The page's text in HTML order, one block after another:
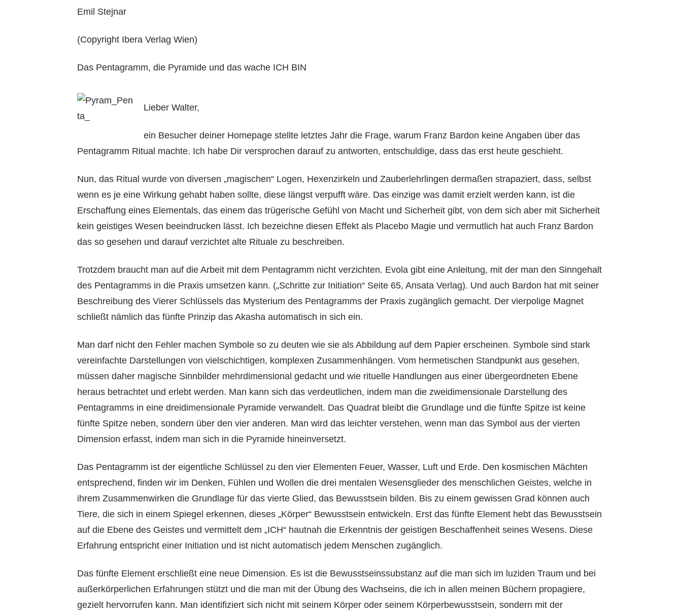
Emil Stejnar
(Copyright Ibera Verlag Wien)
Das Pentagramm, die Pyramide und das wache ICH BIN
Lieber Walter,
ein Besucher deiner Homepage stellte letztes Jahr die Frage, warum Franz Bardon keine Angaben über das
Pentagramm Ritual machte. Ich habe Dir versprochen darauf zu antworten, entschuldige, dass das erst heute geschieht.
Nun, das Ritual wurde von diversen „magischen“ Logen, Hexenzirkeln und Zauberlehrlingen dermaßen strapaziert, dass, selbst
wenn es je eine Wirkung gehabt haben sollte, diese längst verpufft wäre. Das einzige was damit erzielt werden kann, ist die
Erschaffung eines Elementals, das einem das trügerische Gefühl von Macht und Sicherheit gibt, von dem sich aber mit Sicherheit
kein geistiges Wesen beeindrucken lässt. Ich bezeichne diesen Effekt als Placebo Magie und vermutlich hat auch Franz Bardon
das so gesehen und darauf verzichtet alte Rituale zu beschreiben.
Trotzdem braucht man auf die Arbeit mit dem Pentagramm nicht verzichten. Evola gibt eine Anleitung, mit der man den Sinngehalt
des Pentagramms in die Praxis umsetzen kann. („Schritte zur Initiation“ Seite 65, Ansata Verlag). Und auch Bardon hat mit seiner
Beschreibung des Vierer Schlüssels das Mysterium des Pentagramms der Praxis zugänglich gemacht. Der vierpolige Magnet
schließt nämlich das fünfte Prinzip das Akasha automatisch in sich ein.
Man darf nicht den Fehler machen Symbole so zu deuten wie sie als Abbildung auf dem Papier erscheinen. Symbole sind stark
vereinfachte Darstellungen von vielschichtigen, komplexen Zusammenhängen. Vom hermetischen Standpunkt aus gesehen,
müssen daher magische Sinnbilder mehrdimensional gedacht und wie rituelle Handlungen aus einer übergeordneten Ebene
heraus betrachtet und erlebt werden. Man kann sich das verdeutlichen, indem man die zweidimensionale Darstellung des
Pentagramms in eine dreidimensionale Pyramide verwandelt. Das Quadrat bleibt die Grundlage und die fünfte Spitze ist keine
fünfte Spitze neben, sondern über den vier anderen. Man wird das leichter verstehen, wenn man das Symbol aus der vierten
Dimension erfasst, indem man sich in die Pyramide hineinversetzt.
Das Pentagramm ist der eigentliche Schlüssel zu den vier Elementen Feuer, Wasser, Luft und Erde. Den kosmischen Mächten
entsprechend, finden wir im Denken, Fühlen und Wollen die drei mentalen Wesensglieder des menschlichen Geistes, welche in
ihrem Zusammenwirken die Grundlage für das vierte Glied, das Bewusstsein bilden. Bis zu einem gewissen Grad können auch
Tiere, die sich in einem Spiegel erkennen, dieses „Körper“ Bewusstsein entwickeln. Erst das fünfte Element hebt das Bewusstsein
auf die Ebene des Geistes und vermittelt dem „ICH“ hautnah die Erkenntnis der geistigen Beschaffenheit seines Wesens. Diese
Erfahrung entspricht einer Initiation und ist nicht automatisch jedem Menschen zugänglich.
Das fünfte Element erschließt eine neue Dimension. Es ist die Bewusstseinssubstanz auf die man sich im luziden Traum und bei
außerkörperlichen Erfahrungen stützt und die man mit der Übung des Wachseins, die ich in allen meinen Büchern propagiere,
gezielt hervorrufen kann. Man identifiziert sich nicht mit seinem Körper oder seinem Körperbewusstsein, sondern mit der